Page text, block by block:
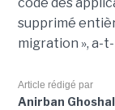
code des
supprimé
migration », a-
Article rédigé par
Anirban